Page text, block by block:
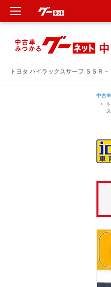
トヨタ ハイラックスサーフ ＳＳ
中古車
新車
中古車